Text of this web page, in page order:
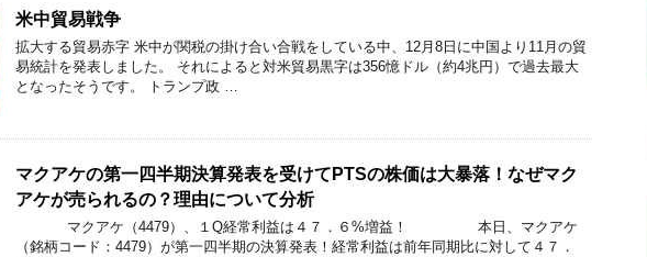
米中貿易戦争
拡大する貿易赤字 米中が関税の掛け合い合戦をしている中、12月8日に中国より11月の貿
易統計を発表しました。 それによると対米貿易黒字は356憶ドル（約4兆円）で過去最大
となったそうです。 トランプ政 …
マクアケの第一四半期決算発表を受けてPTSの株価は大暴落！なぜマク
アケが売られるの？理由について分析
マクアケ（4479）、１Q経常利益は４７．６%増益！ 本日、マクアケ
（銘柄コード：4479）が第一四半期の決算発表！経常利益は前年同期比に対して４７．